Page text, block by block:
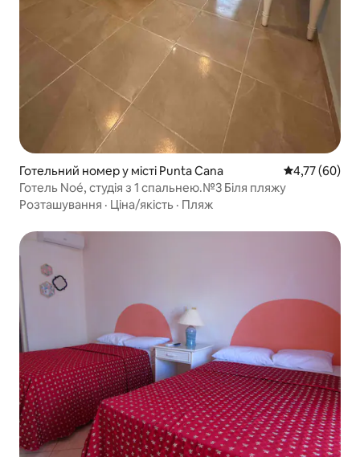
Готельний номер у місті Punta Cana Середня
4,77 (60)
Готель Noé, студія з 1 спальнею.№3 Біля пляжу
Розташування · Ціна/якість · Пляж